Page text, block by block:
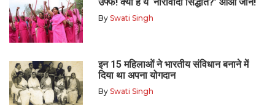
By Swati Singh
इन 15 महिलाओं ने भारतीय संविधान बनाने में
दिया था अपना योगदान
By Swati Singh